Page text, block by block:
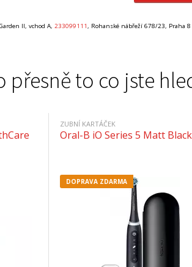
II, vchod A, 233099111, Rohanské nábřeží 678/23, Praha
přesně to co jste
ZUBNÍ KARTÁČEK
Oral-B iO Series 5 Matt Black
DOPRAVA ZDARMA